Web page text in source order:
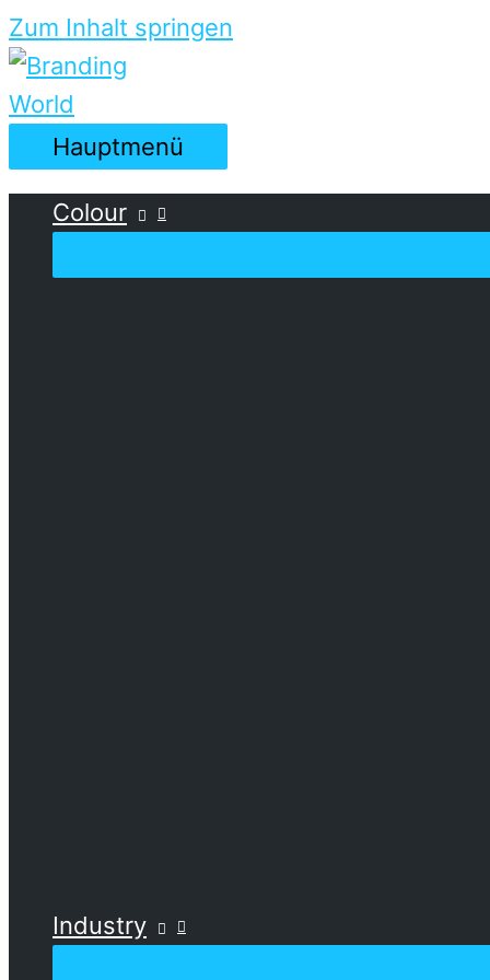
Zum Inhalt springen
Hauptmenü
Colour
Industry